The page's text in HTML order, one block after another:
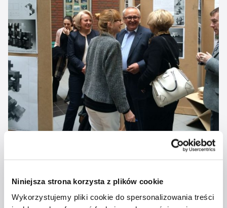
Niniejsza strona korzysta z plików cookie
Wykorzystujemy pliki cookie do spersonalizowania treści